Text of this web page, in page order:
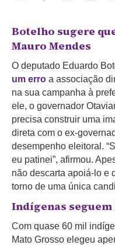
Botelho sugere
Mauro Mendes
O deputado Eduardo
um erro a associação
na sua campanha à
ele, o governador
precisa construir uma
direta com o ex-
desempenho eleitoral.
eu patinei”, afirmou.
não descarta apoiá-lo e
torno de uma única
Indígenas
Com quase 60 mil
Mato Grosso elegeu